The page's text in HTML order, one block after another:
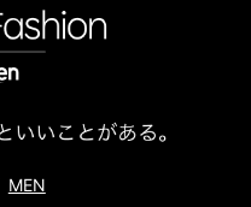
MEN